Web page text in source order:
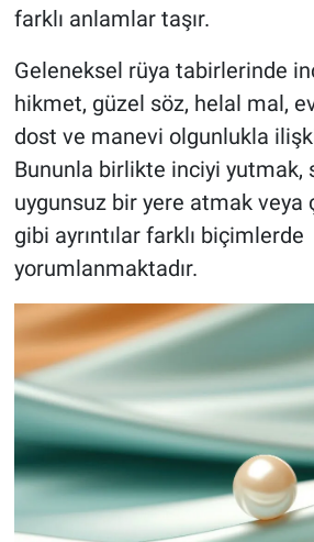
farklı anlamlar taşır.
Geleneksel rüya tabirlerinde
hikmet, güzel söz, helal mal,
dost ve manevi olgunlukla
Bununla birlikte inciyi yutmak,
uygunsuz bir yere atmak veya
gibi ayrıntılar farklı biçimlerde
yorumlanmaktadır.